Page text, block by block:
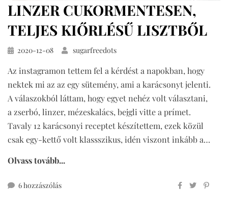
LINZER CUKORMENTESEN,
TELJES KIŐRLÉSŰ LISZTBŐL
Közzétéve
2020-12-08 sugarfreedots
Az instagramon tettem fel a kérdést a napokban, hogy
nektek mi az az egy sütemény, ami a karácsonyt jelenti.
A válaszokból láttam, hogy egyet nehéz volt választani,
a zserbó, linzer, mézeskalács, bejgli vitte a prímet.
Tavaly 12 karácsonyi receptet készítettem, ezek közül
csak egy-kettő volt klassszikus, idén viszont inkább a…
Olvass tovább...
6 hozzászóláslinzer